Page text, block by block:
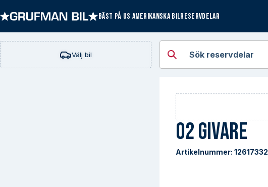
BÄST PÅ US AMERIKANSKA BILRESERVDELAR
Välj bil
Sök reservdelar
O2 Givare
Artikelnummer: 12617332